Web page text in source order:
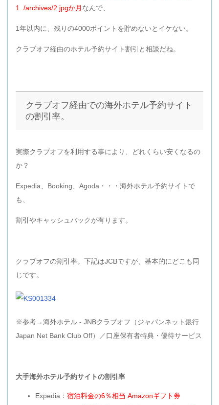
1../archives/2.jpgか月 なんで、
1年以内に、残りの4000ポイントを貯めないとイケない。
クラブオフ経由のホテル予約サイト割引と相談だね。
クラブオフ経由での海外ホテル予約サイト
の割引率。
実際クラブオフを利用する事により、どれくらい安くなるの
か？
Expedia、Booking、Agoda・・・海外ホテル予約サイトで
も、
割引やキャッシュバックが有ります。
クラブオフの割引率。下記はJCBですが、基本的にどこも同
じです。
※参考→海外ホテル - JNBクラブオフ（ジャパンネット銀行
Japan Net Bank Club Off）／口座保有者特典・優待サービス
大手海外ホテル予約サイトの割引率
Expedia： 宿泊料金の6％相当 Amazonギフト券